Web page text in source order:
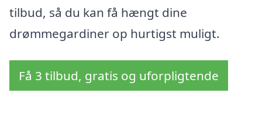
tilbud, så du kan få hængt dine
drømmegardiner op hurtigst muligt.
Få 3 tilbud, gratis og uforpligtende